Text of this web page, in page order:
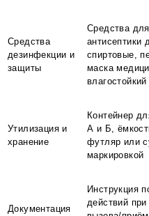
Средства
дезинфекции и
защиты
Средства
антисептики
спиртовые,
маска
влагостойкий
Утилизация и
хранение
Контейнер
А и Б,
футляр или
маркировкой
Документация
Инструкция
действий